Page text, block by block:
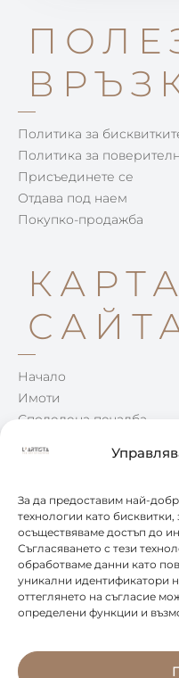
За да предоставим най-
технологии като
осъществяваме достъп до
Съгласяването с тези
обработваме данни като
уникални идентификатори
оттеглянето на съгласие
определени функции и
Политика за
Политика за
Присъединете се
Отдава под наем
Покупко-продажба
Начало
Имоти
Споделена печалба
0877 888 804
office@leartista.bg